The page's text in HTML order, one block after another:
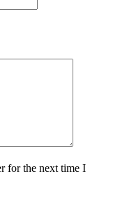
for the next time I